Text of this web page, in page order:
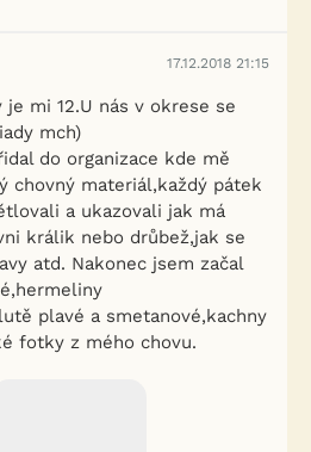
17.12.2018 21:15
mi 12.U nás v okrese se
mch)
do organizace kde mě
chovný materiál,každý pátek
a ukazovali jak má
králik nebo drůbež,jak se
atd. Nakonec jsem začal
plavé a smetanové,kachny
fotky z mého chovu.